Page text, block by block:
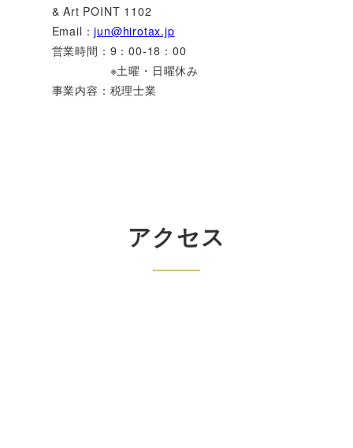
& Art POINT 1102
Email：jun@hirotax.jp
営業時間：9：00-18：00
※土曜・日曜休み
事業内容：税理士業
アクセス